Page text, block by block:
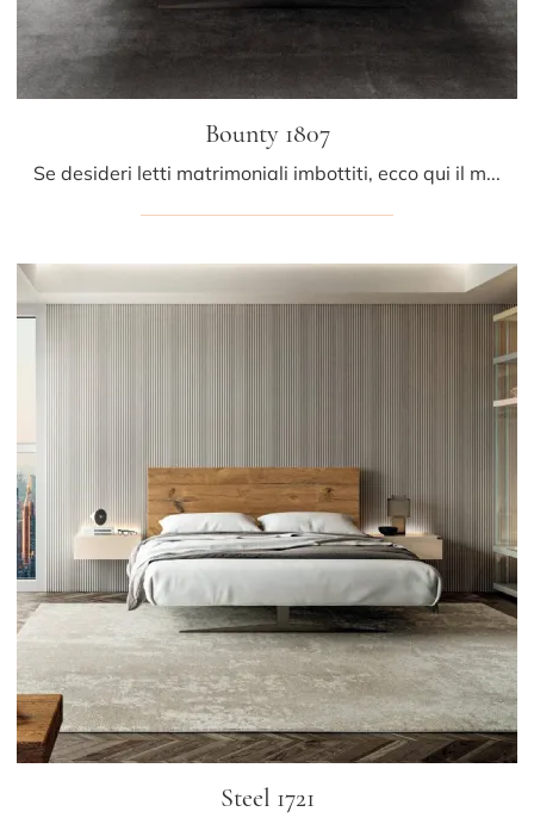
Bounty 1807
Se desideri letti matrimoniali imbottiti, ecco qui il modello Bounty 1807 in tessuto per valorizzare la camera da letto.
Steel 1721